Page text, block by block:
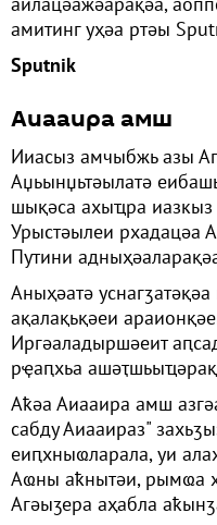
амитинг уҳәа ртәы
Sputnik
Аиааира амш
Ииасыз амчыбжь азы
Аџьынџьтәылатә
шықәса ахыҵра иазкыз
Урыстәылеи рхадацәа
Путини
Аныҳәатә
ақалақьқәеи
Иргәаладыршәеит
рҿаԥхьа
Аҟәа Аиааира амш
сабду Аиааираз"
еиԥхныҩларала, уи
Аҩны аҟнытәи, рымҩа
Агәыӡера аҳабла